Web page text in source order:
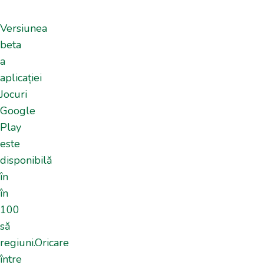
Versiunea
beta
a
aplicației
Jocuri
Google
Play
este
disponibilă
în
în
100
să
regiuni.Oricare
între